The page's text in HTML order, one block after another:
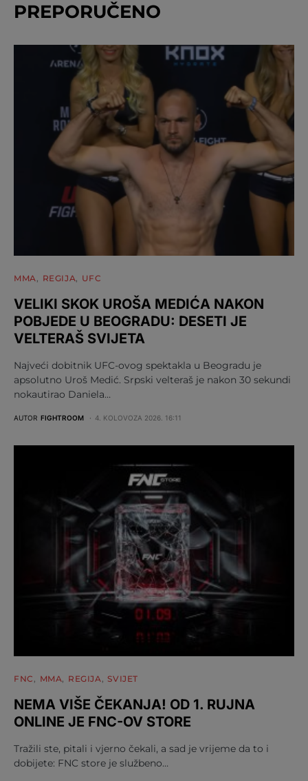
PREPORUČENO
MMA REGIJA UFC
VELIKI SKOK UROŠA MEDIĆA NAKON
POBJEDE U BEOGRADU: DESETI JE
VELTERAŠ SVIJETA
Najveći dobitnik UFC-ovog spektakla u Beogradu je
apsolutno Uroš Medić. Srpski velteraš je nakon 30 sekundi
nokautirao Daniela…
AUTOR FIGHTROOM 4. KOLOVOZA 2026. 16:11
FNC MMA REGIJA SVIJET
NEMA VIŠE ČEKANJA! OD 1. RUJNA
ONLINE JE FNC-OV STORE
Tražili ste, pitali i vjerno čekali, a sad je vrijeme da to i
dobijete: FNC store je službeno…